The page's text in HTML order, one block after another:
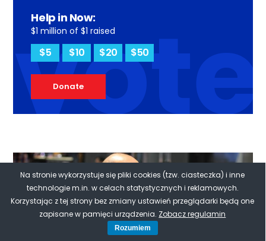
vote
Help in Now:
$1 million of $1 raised
$5 $10 $20 $50
Donate
Na stronie wykorzystuje się pliki cookies (tzw. ciasteczka) i inne
technologie m.in. w celach statystycznych i reklamowych.
Korzystając z tej strony bez zmiany ustawień przeglądarki będą one
zapisane w pamięci urządzenia. Zobacz regulamin
Rozumiem